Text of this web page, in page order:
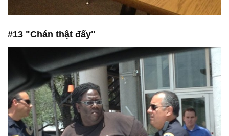
#13 "Chán thật đấy"